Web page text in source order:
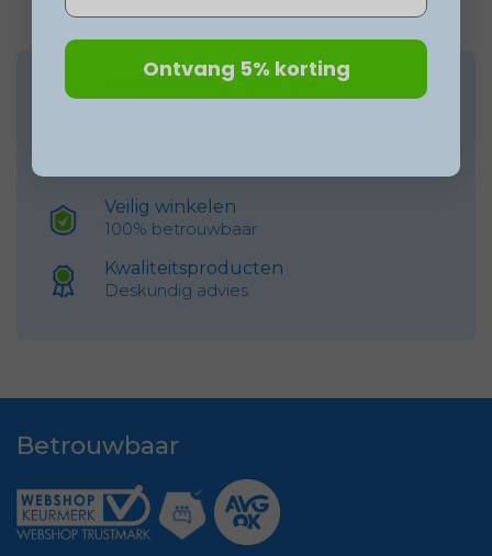
Gratis verzending NL&BE
Veilig winkelen
100% betrouwbaar
Kwaliteitsproducten
Deskundig advies
Betrouwbaar
Ontvang 5% korting